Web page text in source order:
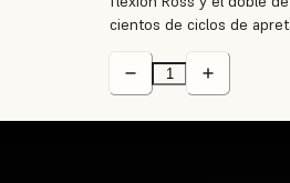
cientos de ciclos de